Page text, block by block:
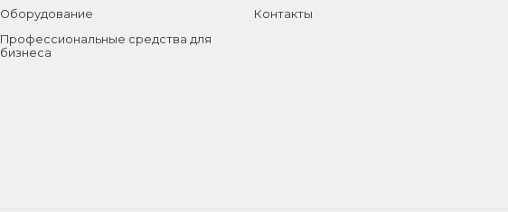
Оборудование
Профессиональные средства для
бизнеса
Контакты